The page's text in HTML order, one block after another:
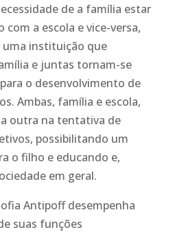
de a família estar
a escola e vice-versa,
uma instituição que
e juntas tornam-se
o desenvolvimento de
Ambas, família e escola,
outra na tentativa de
possibilitando um
o filho e educando e,
em geral.
Antipoff desempenha
suas funções